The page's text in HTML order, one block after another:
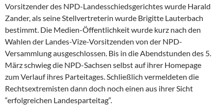
Vorsitzender des NPD-Landesschiedsgerichtes wurde Harald
Zander, als seine Stellvertreterin wurde Brigitte Lauterbach
bestimmt. Die Medien-Öffentlichkeit wurde kurz nach den
Wahlen der Landes-Vize-Vorsitzenden von der NPD-
Versammlung ausgeschlossen. Bis in die Abendstunden des 5.
März schwieg die NPD-Sachsen selbst auf ihrer Homepage
zum Verlauf ihres Parteitages. Schließlich vermeldeten die
Rechtsextremisten dann doch noch einen aus ihrer Sicht
“erfolgreichen Landesparteitag“.